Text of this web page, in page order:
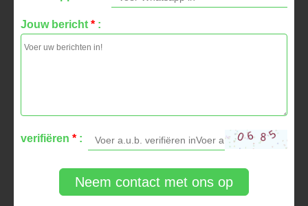
Jouw bericht * :
verifiëren * :
Neem contact met ons op